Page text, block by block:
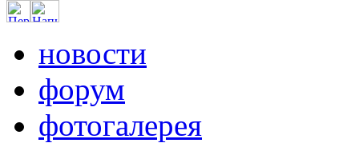
новости
форум
фотогалерея